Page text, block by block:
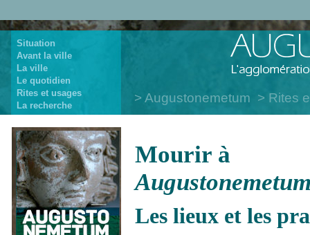
Situation
Avant la ville
La ville
Le quotidien
Rites et usages
La recherche
Augustonemetum Rites
Mourir à
Les lieux et les